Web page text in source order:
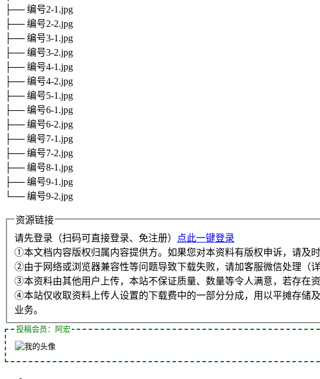
├── 编号2-1.jpg
├── 编号2-2.jpg
├── 编号3-1.jpg
├── 编号3-2.jpg
├── 编号4-1.jpg
├── 编号4-2.jpg
├── 编号5-1.jpg
├── 编号6-1.jpg
├── 编号6-2.jpg
├── 编号7-1.jpg
├── 编号7-2.jpg
├── 编号8-1.jpg
├── 编号9-1.jpg
└── 编号9-2.jpg
资源链接
请先登录（扫码可直接登录、免注册）
点此一键登录
①本文档内容版权归属内容提供方。如果您对本资料有版权申诉，请及
②由于网络或浏览器兼容性等问题导致下载失败，请加客服微信处理（
③本资料由其他用户上传，本站不保证质量、数量等令人满意，若存在
④本站仅收取资料上传人设置的下载费中的一部分分成，用以平摊存储
业务。
投稿会员：阿宏